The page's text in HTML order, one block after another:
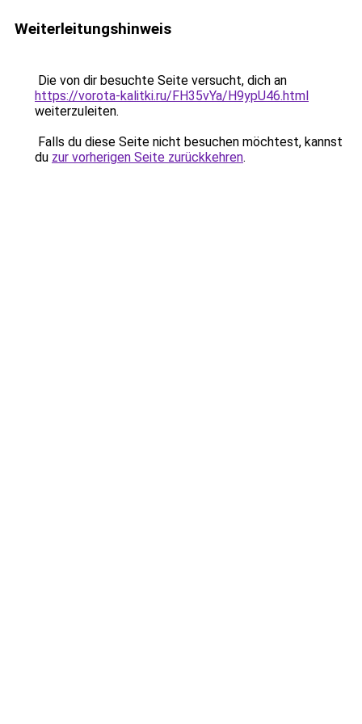
Weiterleitungshinweis
Die von dir besuchte Seite versucht, dich an
https://vorota-kalitki.ru/FH35vYa/H9ypU46.html
weiterzuleiten.
Falls du diese Seite nicht besuchen möchtest, kannst
du zur vorherigen Seite zurückkehren.